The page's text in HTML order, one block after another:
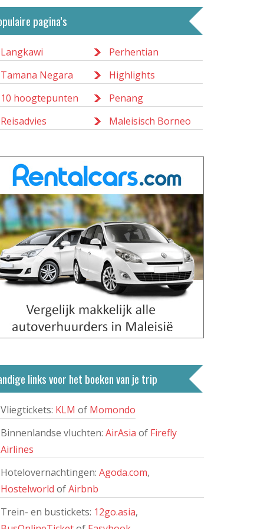
pagina’s
Langkawi
Perhentian
Tamana Negara
Highlights
10 hoogtepunten
Penang
Reisadvies
Maleisisch Borneo
links voor het boeken van je trip
Vliegtickets: KLM of Momondo
Binnenlandse vluchten: AirAsia of Firefly
Airlines
Hotelovernachtingen: Agoda.com,
Hostelworld ofAirbnb
Trein- en bustickets: 12go.asia,